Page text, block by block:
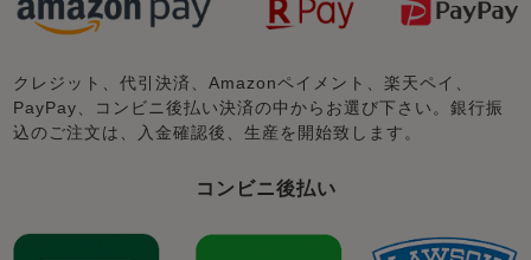
クレジット、代引決済、Amazonペイメント、楽天ペイ、
PayPay、コンビニ後払い決済の中からお選び下さい。銀行振
込のご注文は、入金確認後、生産を開始致します。
コンビニ後払い